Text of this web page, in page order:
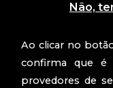
Não,
Ao clicar no
confirma que é
provedores de